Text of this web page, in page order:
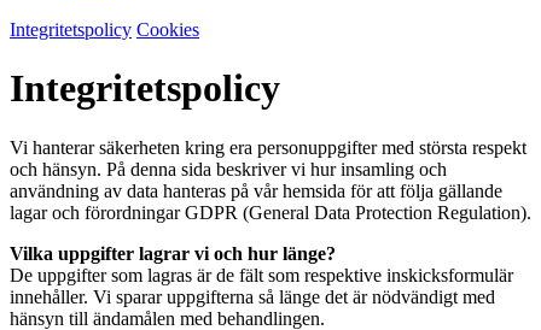
Integritetspolicy Cookies
Integritetspolicy
Vi hanterar säkerheten kring era personuppgifter med största respekt
och hänsyn. På denna sida beskriver vi hur insamling och
användning av data hanteras på vår hemsida för att följa gällande
lagar och förordningar GDPR (General Data Protection Regulation).
Vilka uppgifter lagrar vi och hur länge?
De uppgifter som lagras är de fält som respektive inskicksformulär
innehåller. Vi sparar uppgifterna så länge det är nödvändigt med
hänsyn till ändamålen med behandlingen.